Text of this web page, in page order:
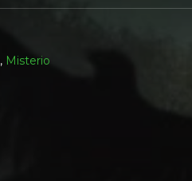
, Misterio